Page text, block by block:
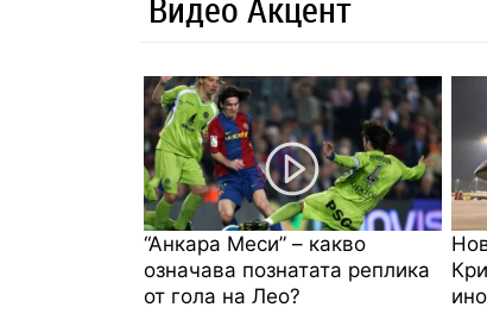
“Анкара Меси” – какво
означава познатата реплика
от гола на Лео?